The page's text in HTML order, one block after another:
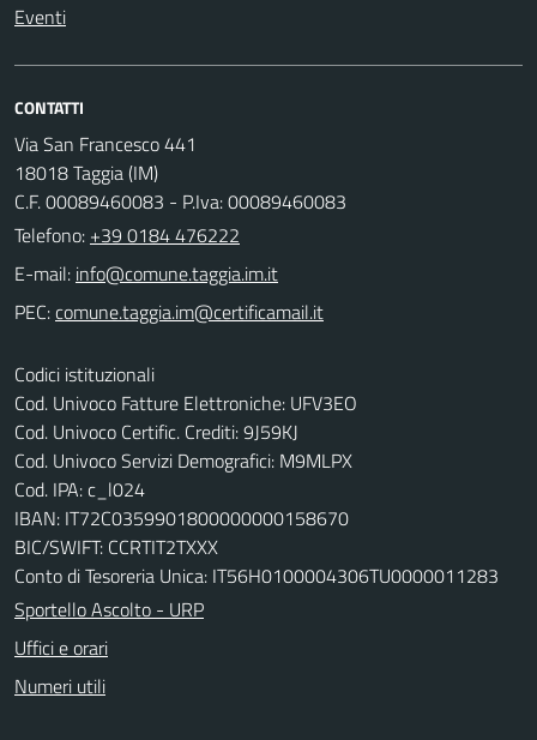
Eventi
CONTATTI
Via San Francesco 441
18018 Taggia (IM)
C.F. 00089460083 - P.Iva: 00089460083
Telefono: +39 0184 476222
E-mail:
PEC:
Codici istituzionali
Cod. Univoco Fatture Elettroniche: UFV3EO
Cod. Univoco Certific. Crediti: 9J59KJ
Cod. Univoco Servizi Demografici: M9MLPX
Cod. IPA: c_l024
IBAN: IT72C0359901800000000158670
BIC/SWIFT: CCRTIT2TXXX
Conto di Tesoreria Unica: IT56H0100004306TU0000011283
Sportello Ascolto - URP
Uffici e orari
Numeri utili